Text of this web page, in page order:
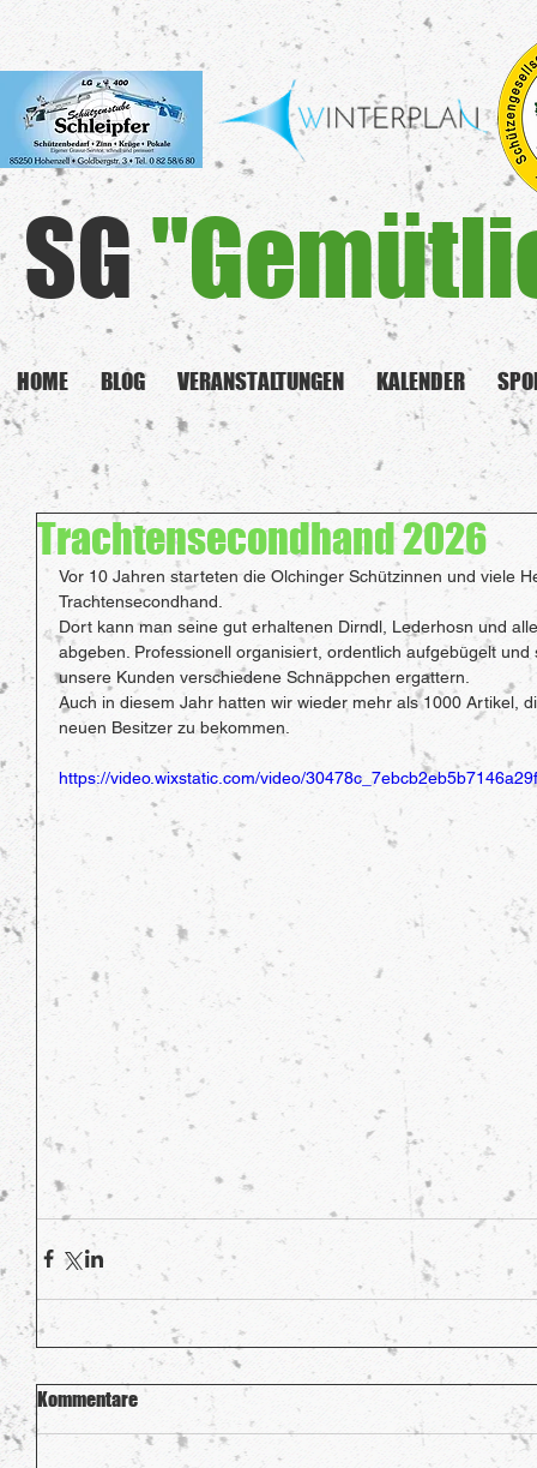
SG
HOME BLOG VERANSTALTUNGEN KALENDER
Trachtensecondhand 2026
Vor 10 Jahren starteten die Olchinger Schützinnen und viele
Trachtensecondhand.
Dort kann man seine gut erhaltenen Dirndl, Lederhosn und
abgeben. Professionell organisiert, ordentlich aufgebügelt
unsere Kunden verschiedene Schnäppchen ergattern.
Auch in diesem Jahr hatten wir wieder mehr als 1000 Artikel,
neuen Besitzer zu bekommen.
https://video.wixstatic.com/video/
Kommentare